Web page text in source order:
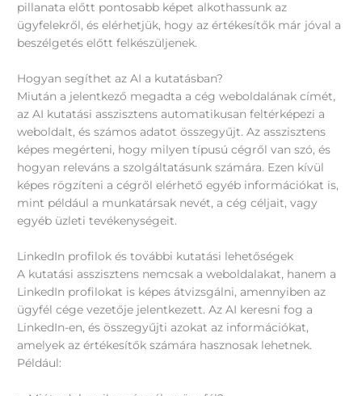
pillanata előtt pontosabb képet alkothassunk az
ügyfelekről, és elérhetjük, hogy az értékesítők már jóval a
beszélgetés előtt felkészüljenek.
Hogyan segíthet az AI a kutatásban?
Miután a jelentkező megadta a cég weboldalának címét,
az AI kutatási asszisztens automatikusan feltérképezi a
weboldalt, és számos adatot összegyűjt. Az asszisztens
képes megérteni, hogy milyen típusú cégről van szó, és
hogyan releváns a szolgáltatásunk számára. Ezen kívül
képes rögzíteni a cégről elérhető egyéb információkat is,
mint például a munkatársak nevét, a cég céljait, vagy
egyéb üzleti tevékenységeit.
LinkedIn profilok és további kutatási lehetőségek
A kutatási asszisztens nemcsak a weboldalakat, hanem a
LinkedIn profilokat is képes átvizsgálni, amennyiben az
ügyfél cége vezetője jelentkezett. Az AI keresni fog a
LinkedIn-en, és összegyűjti azokat az információkat,
amelyek az értékesítők számára hasznosak lehetnek.
Például: